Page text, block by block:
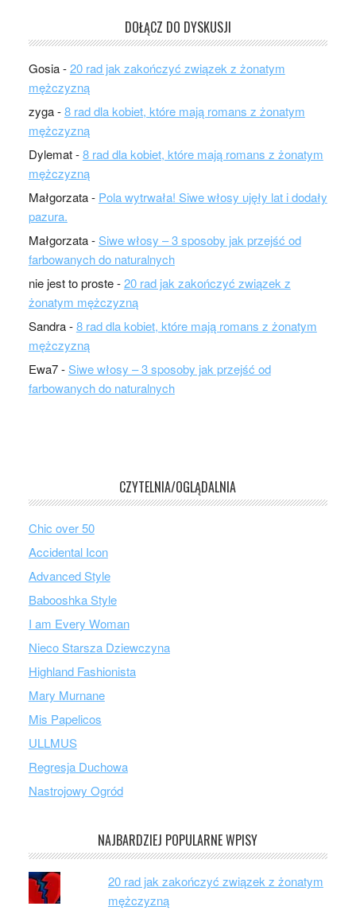
DOŁĄCZ DO DYSKUSJI
Gosia-20 rad jak zakończyć związek z żonatym
mężczyzną
zyga-8 rad dla kobiet, które mają romans z żonatym
mężczyzną
Dylemat-8 rad dla kobiet, które mają romans z żonatym
mężczyzną
Małgorzata- Pola wytrwała! Siwe włosy ujęły lat i dodały
pazura.
Małgorzata-Siwe włosy – 3 sposoby jak przejść od
farbowanych do naturalnych
nie jest to proste-20 rad jak zakończyć związek z
żonatym mężczyzną
Sandra-8 rad dla kobiet, które mają romans z żonatym
mężczyzną
Ewa7-Siwe włosy – 3 sposoby jak przejść od
farbowanych do naturalnych
CZYTELNIA/OGLĄDALNIA
Chic over 50
Accidental Icon
Advanced Style
Babooshka Style
I am Every Woman
Nieco Starsza Dziewczyna
Highland Fashionista
Mary Murnane
Mis Papelicos
ULLMUS
Regresja Duchowa
Nastrojowy Ogród
NAJBARDZIEJ POPULARNE WPISY
20 rad jak zakończyć związek z żonatym
mężczyzną